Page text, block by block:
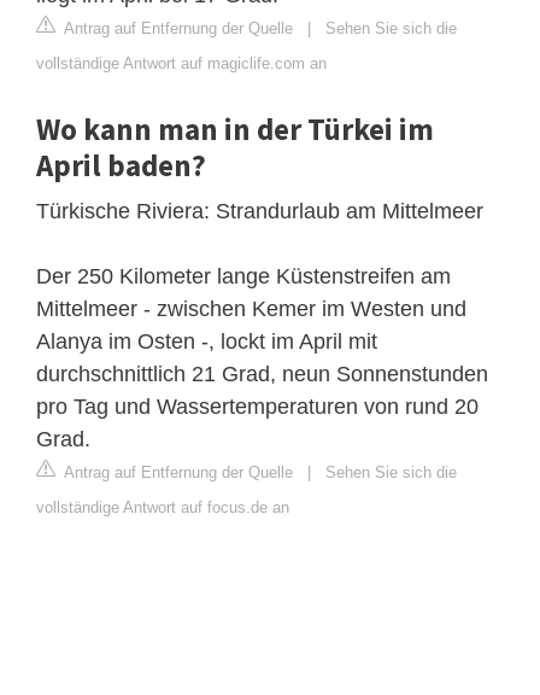
Antrag auf Entfernung der Quelle
Sehen Sie sich die
vollständige Antwort auf magiclife.com an
Wo kann man in der Türkei im
April baden?
Türkische Riviera: Strandurlaub am Mittelmeer
Der 250 Kilometer lange Küstenstreifen am
Mittelmeer - zwischen Kemer im Westen und
Alanya im Osten -, lockt im April mit
durchschnittlich 21 Grad, neun Sonnenstunden
pro Tag und Wassertemperaturen von rund 20
Grad.
Antrag auf Entfernung der Quelle
Sehen Sie sich die
vollständige Antwort auf focus.de an